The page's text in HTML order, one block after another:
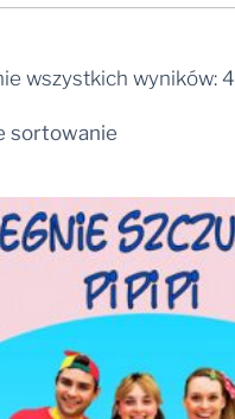
wszystkich wyników: 4